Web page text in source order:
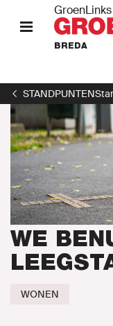
GroenLinks
BREDA
STANDPUNTEN
WE
WONEN
HOME
KOM IN
Onze mensen
Onze afdeling
Nieuws